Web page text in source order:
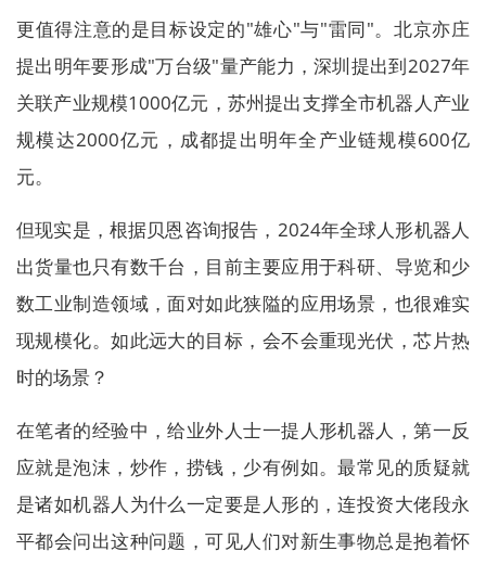
更值得注意的是目标设定的"雄心"与"雷同"。北京亦庄
提出明年要形成"万台级"量产能力，深圳提出到2027年
关联产业规模1000亿元，苏州提出支撑全市机器人产业
规模达2000亿元，成都提出明年全产业链规模600亿
元。
但现实是，根据贝恩咨询报告，2024年全球人形机器人
出货量也只有数千台，目前主要应用于科研、导览和少
数工业制造领域，面对如此狭隘的应用场景，也很难实
现规模化。如此远大的目标，会不会重现光伏，芯片热
时的场景？
在笔者的经验中，给业外人士一提人形机器人，第一反
应就是泡沫，炒作，捞钱，少有例如。最常见的质疑就
是诸如机器人为什么一定要是人形的，连投资大佬段永
平都会问出这种问题，可见人们对新生事物总是抱着怀